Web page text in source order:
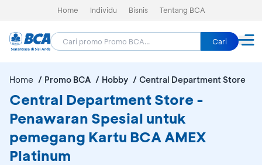
Home Individu Bisnis Tentang BCA
Cari
Home Promo BCA Hobby Central Department Store
Central Department Store -
Penawaran Spesial untuk
pemegang Kartu BCA AMEX
Platinum